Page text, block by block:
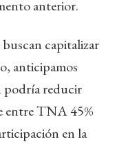
anterior.
capitalizar
anticipamos
podría reducir
entre TNA 45%
en la